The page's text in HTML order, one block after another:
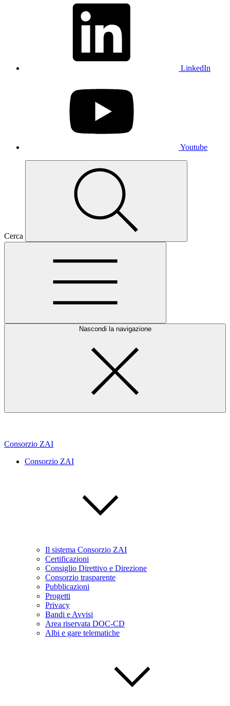
LinkedIn
Youtube
Cerca
Nascondi la navigazione
Consorzio ZAI
Consorzio ZAI
Il sistema Consorzio ZAI
Certificazioni
Consiglio Direttivo e Direzione
Consorzio trasparente
Pubblicazioni
Progetti
Privacy
Bandi e Avvisi
Area riservata DOC-CD
Albi e gare telematiche